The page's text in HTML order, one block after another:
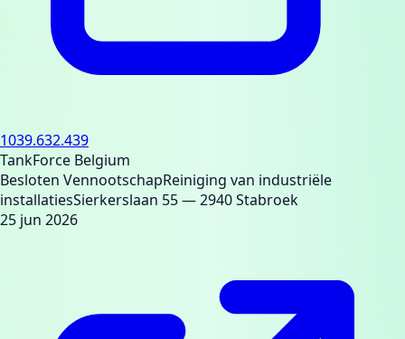
1039.632.439
TankForce Belgium
Besloten VennootschapReiniging van industriële
installatiesSierkerslaan 55— 2940 Stabroek
25 jun 2026